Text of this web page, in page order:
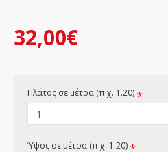
32,00€
Πλάτος σε μέτρα (π.χ. 1.20)
Ύψος σε μέτρα (π.χ. 1.20)